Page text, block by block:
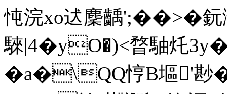
忳浣xo迖麇齲';��>�
騋|4�yO�)<暓駎灹
�a�\QQ悙B塸'尠